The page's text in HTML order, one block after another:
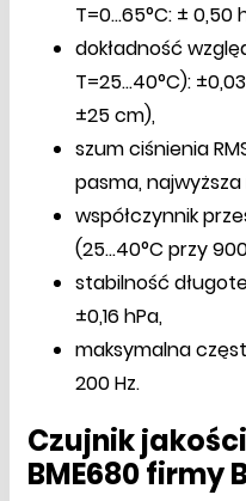
T=0...65°C: ± 0,50
dokładność
T=25…40°C):
±25 cm),
szum ciśnienia
pasma,
współczynnik
(25...40°C przy
stabilność
±0,16 hPa,
maksymalna
200 Hz.
Czujnik
BME680 firmy